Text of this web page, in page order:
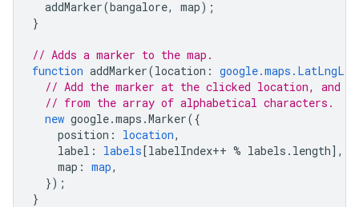
addMarker(bangalore, map);
}
// Adds a marker to the map.
function addMarker(location :
// Add the marker at the clicked location, and
// from the array of alphabetical characters.
new google.maps .Marker({
position : location,
label : labels[labelIndex++ % labels . length],
map : map,
});
}